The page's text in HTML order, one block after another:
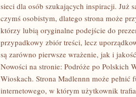
sieci dla osób szukających inspiracji. Już
czymś osobistym, dlatego strona może
którzy lubią oryginalne podejście do
przypadkowy zbiór treści, lecz
są zarówno pierwsze wrażenie, jak i
Nowości na stronie: Podróże po Polskich
Wioskach. Strona Madlennn może pełnić
internetowego, w którym użytkownik